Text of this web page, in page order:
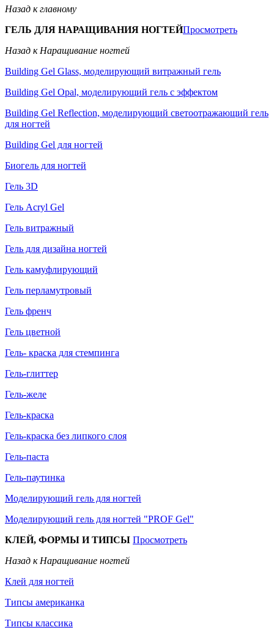
Назад к главному
ГЕЛЬ ДЛЯ НАРАЩИВАНИЯ НОГТЕЙПросмотреть
Назад к Наращивание ногтей
Building Gel Glass, моделирующий витражный гель
Building Gel Opal, моделирующий гель с эффектом
Building Gel Reflection, моделирующий светоотражающий гель
для ногтей
Building Gel для ногтей
Биогель для ногтей
Гель 3D
Гель Acryl Gel
Гель витражный
Гель для дизайна ногтей
Гель камуфлирующий
Гель перламутровый
Гель френч
Гель цветной
Гель- краска для стемпинга
Гель-глиттер
Гель-желе
Гель-краска
Гель-краска без липкого слоя
Гель-паста
Гель-паутинка
Моделирующий гель для ногтей
Моделирующий гель для ногтей "PROF Gel"
КЛЕЙ, ФОРМЫ И ТИПСЫ Просмотреть
Назад к Наращивание ногтей
Клей для ногтей
Типсы американка
Типсы классика